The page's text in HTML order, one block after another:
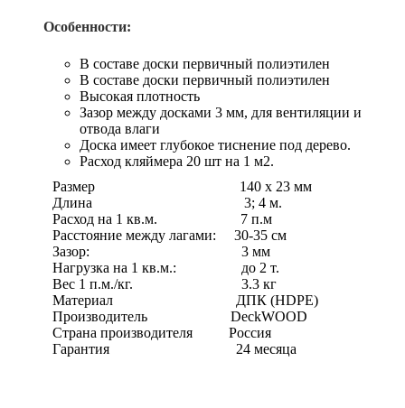
Особенности:
В составе доски первичный полиэтилен
В составе доски первичный полиэтилен
Высокая плотность
Зазор между досками 3 мм, для вентиляции и
отвода влаги
Доска имеет глубокое тиснение под дерево.
Расход кляймера 20 шт на 1 м2.
Размер 140 х 23 мм
Длина 3; 4 м.
Расход на 1 кв.м. 7 п.м
Расстояние между лагами: 30-35 см
Зазор: 3 мм
Нагрузка на 1 кв.м.: до 2 т.
Вес 1 п.м./кг. 3.3 кг
Материал ДПК (HDPE)
Производитель DeckWOOD
Страна производителя Россия
Гарантия 24 месяца